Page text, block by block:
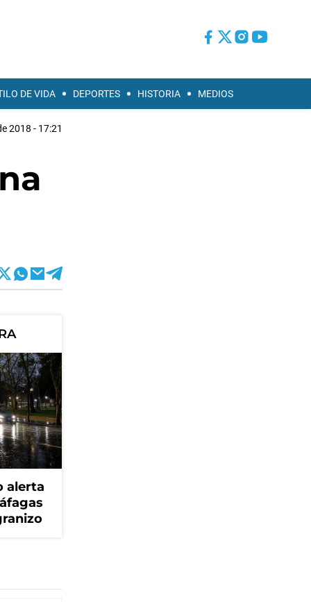
DE VIDA DEPORTES HISTORIA MEDIOS
2018 - 17:21
alerta